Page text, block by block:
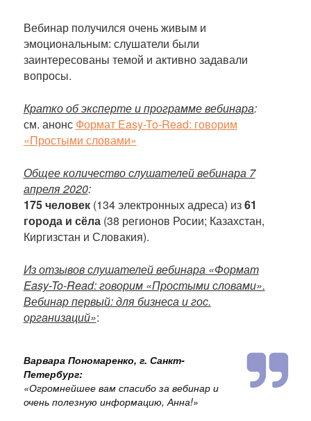
Вебинар получился очень живым и
эмоциональным: слушатели были
заинтересованы темой и активно задавали
вопросы.
Кратко об эксперте и программе вебинара:
см. анонс Формат Easy-To-Read: говорим
«Простыми словами»
Общее количество слушателей вебинара 7
апреля 2020:
175 человек(134 электронных адреса) из61
города и сёла(38 регионов Росии; Казахстан,
Киргизстан и Словакия).
Из отзывов слушателей вебинара «Формат
Easy-To-Read: говорим «Простыми словами».
Вебинар первый: для бизнеса и гос.
организаций»:
Варвара Пономаренко, г. Санкт-
Петербург:
«Огромнейшее вам спасибо за вебинар и
очень полезную информацию, Анна!»